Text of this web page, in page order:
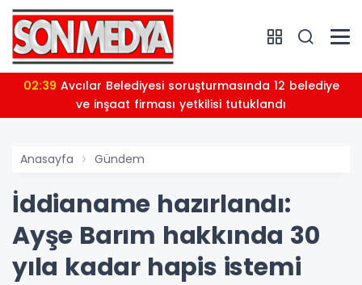
02:39
ve inşaat firması yetkilisi tutuklandı
Anasayfa Gündem
İddianame hazırlandı:
Ayşe Barım hakkında 30
yıla kadar hapis istemi